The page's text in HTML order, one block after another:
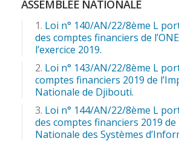
ASSEMBLÉE NATIONALE
Loi n° 140/AN/22/8ème L
des comptes financiers de
l’exercice 2019.
Loi n° 143/AN/22/8ème L
comptes financiers 2019 de
Nationale de Djibouti.
Loi n° 144/AN/22/8ème L
des comptes financiers 2019 de
Nationale des Systèmes